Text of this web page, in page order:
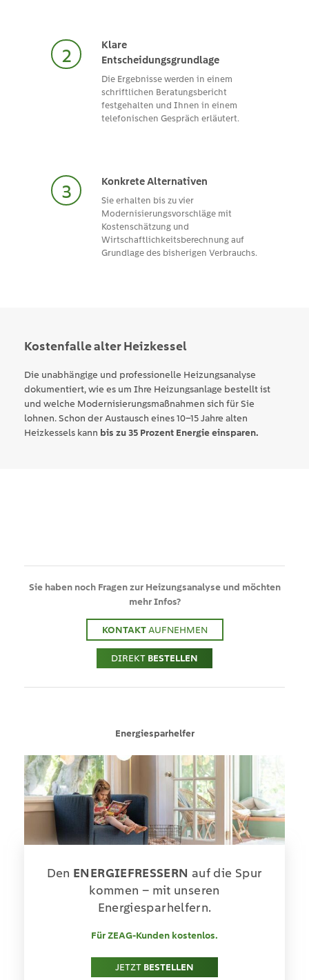
Klare
Entscheidungsgrundlage
Die Ergebnisse werden in einem
schriftlichen Beratungsbericht
festgehalten und Ihnen in einem
telefonischen Gespräch erläutert.
Konkrete Alternativen
Sie erhalten bis zu vier
Modernisierungsvorschläge mit
Kostenschätzung und
Wirtschaftlichkeitsberechnung auf
Grundlage des bisherigen Verbrauchs.
Kostenfallealter Heizkessel
Die unabhängige und professionelle Heizungsanalyse
dokumentiert, wie es um Ihre Heizungsanlage bestellt ist
und welche Modernisierungsmaßnahmen sich für Sie
lohnen. Schon der Austausch eines 10–15 Jahre alten
Heizkessels kann bis zu 35 Prozent Energie einsparen.
Sie haben noch Fragen zur Heizungsanalyse und möchten
mehr Infos?
KONTAKTAUFNEHMEN
DIREKT BESTELLEN
Energiesparhelfer
Den ENERGIEFRESSERN auf die Spur
kommen – mit unseren
Energiesparhelfern.
Für ZEAG-Kunden kostenlos.
JETZT BESTELLEN